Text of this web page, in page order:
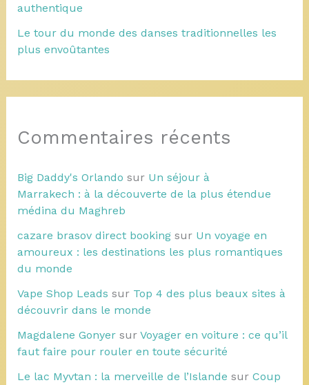
authentique
Le tour du monde des danses traditionnelles les
plus envoûtantes
Commentaires récents
Big Daddy's Orlando sur Un séjour à
Marrakech : à la découverte de la plus étendue
médina du Maghreb
cazare brasov direct bookingsur Un voyage en
amoureux : les destinations les plus romantiques
du monde
Vape Shop Leads sur Top 4 des plus beaux sites à
découvrir dans le monde
Magdalene Gonyersur Voyager en voiture : ce qu’il
faut faire pour rouler en toute sécurité
Le lac Myvtan : la merveille de l’Islande sur Coup